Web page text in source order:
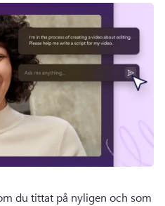
du tittat på nyligen och som